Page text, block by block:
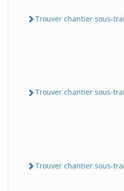
Trouver chantier sous-
Trouver chantier sous-
Trouver chantier sous-